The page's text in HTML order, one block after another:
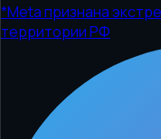
*Meta признана
территории РФ